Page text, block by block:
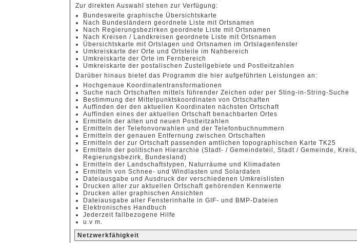
Zur direkten Auswahl stehen zur Verfügung:
Bundesweite graphische Übersichtskarte
Nach Bundesländern geordnete Liste mit Ortsnamen
Nach Regierungsbezirken geordnete Liste mit Ortsnamen
Nach Kreisen / Landkreisen geordnete Liste mit Ortsnamen
Übersichtskarte mit Ortslagen und Ortsnamen im Ortslagenfenster
Umkreiskarte der Orte und Ortsteile im Nahbereich
Umkreiskarte der Orte im Fernbereich
Umkreiskarte der postalischen Zustellgebiete und Postleitzahlen
Darüber hinaus bietet das Programm die hier aufgeführten Leistungen an:
Hochgenaue Koordinatentransformationen
Suche nach Ortschaften mittels führender Zeichen oder per Sting-in-String-Suche
Bestimmung der Mittelpunktskoordinaten von Ortschaften
Auffinden der den aktuellen Koordinaten nächsten Ortschaft
Auffinden eines der aktuellen Ortschaft benachbarten Ortes
Ermitteln der alten und neuen Postleitzahlen
Ermitteln der Telefonvorwahlen und der Telefonbuchnummern
Ermitteln der genauen Entfernung zwischen Ortschaften
Ermitteln der zur Ortschaft passenden amtlichen topographischen Karte TK25
Ermitteln der politischen Hierarchie (Stadt- / Gemeindeteil, Stadt / Gemeinde, Kreis,
Regierungsbezirk, Bundesland)
Ermitteln der Landschaftstypen, Naturräume und Klimadaten
Ermitteln von Schnee- und Windlasten und Solardaten
Dateiausgabe und Ausdruck der verschiedenen Umkreislisten
Drucken aller zur aktuellen Ortschaft gehörenden Kennwerte
Drucken aller graphischen Ansichten
Dateiausgabe aller Fensterinhalte in GIF- und BMP-Dateien
Elektronisches Handbuch
Jederzeit fallbezogene Hilfe
u.v m.
Netzwerkfähigkeit